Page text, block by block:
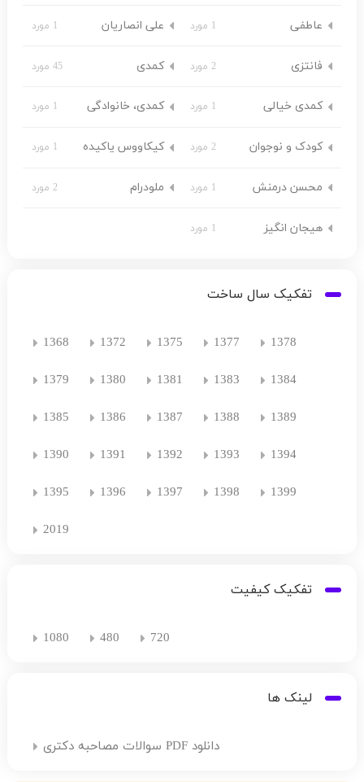
عاطفی 1 مورد علی انصاریان 1 مورد
فانتزی 2 مورد کمدی 45 مورد
کمدی خیالی 1 مورد کمدی، خانوادگی 1 مورد
کودک و نوجوان 2 مورد کیکاووس یاکیده 1 مورد
محسن درمنش 1 مورد ملودرام 2 مورد
هیجان انگیز 1 مورد
تفکیک سال ساخت
1368 1372 1375 1377 1378
1379 1380 1381 1383 1384
1385 1386 1387 1388 1389
1390 1391 1392 1393 1394
1395 1396 1397 1398 1399
2019
تفکیک کیفیت
1080 480 720
لینک ها
دانلود PDF سوالات مصاحبه دکتری